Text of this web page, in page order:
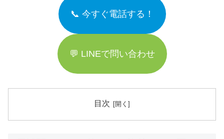
📞 今すぐ電話する！
💬 LINEで問い合わせ
目次